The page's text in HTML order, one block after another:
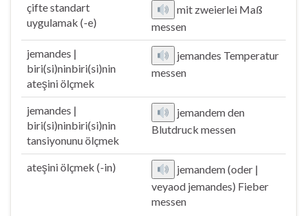
çifte standart
uygulamak (-e)
mit zweierlei Maß
messen
jemandes |
biri(si)ninbiri(si)nin
ateşini ölçmek
jemandes Temperatur
messen
jemandes |
biri(si)ninbiri(si)nin
tansiyonunu ölçmek
jemandem den
Blutdruck messen
ateşini ölçmek (-in)
jemandem (oder |
veyaod jemandes) Fieber
messen